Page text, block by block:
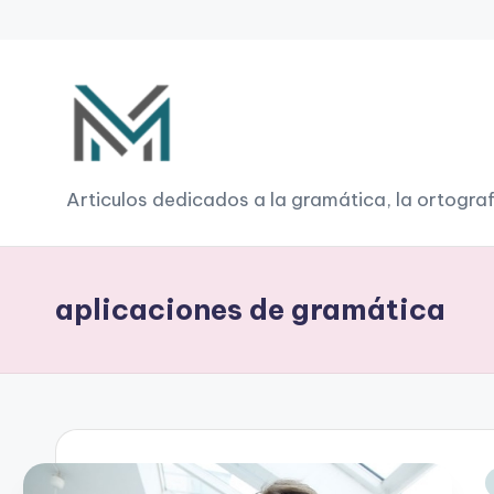
contenido
G
r
a
á
ti
Articulos dedicados a la gramática, la
aplicaciones de gramática